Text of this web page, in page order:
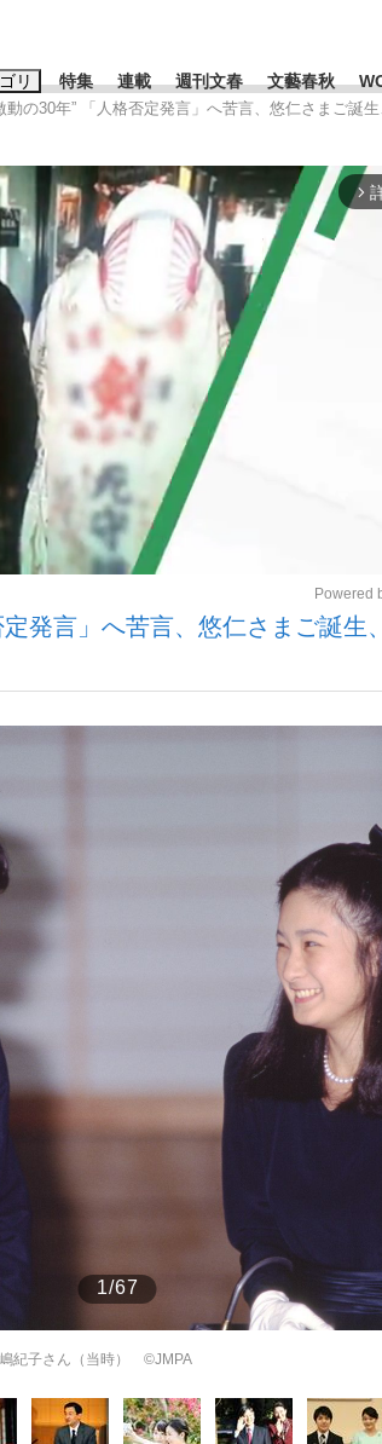
リ
み会、JIN→伊豆の...
「敗
の国から』倉本聰氏（91...
特集 連載 週刊文春 文藝春秋
ワードタグ一覧
凌輝 #高市早苗 #後藤真希 #森岡毅
#亀和田武
動の30年” 「人格否定発言」へ苦言、悠仁さまご誕
arrow_forward_ios
Powered
発言」へ苦言、悠仁さまご誕生
1/67
紀子さん（当時） ©JMPA